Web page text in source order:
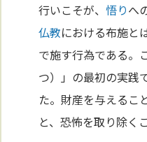
行いこそが、悟りへ
仏教における布施と
で施す行為である。
つ）」の最初の実践
た。財産を与えるこ
と、恐怖を取り除く